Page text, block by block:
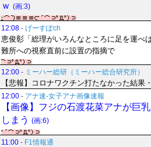
ｗ (画:3)
12:08 - げーすぽch
恵俊彰「総理がいろんなところに足を運
難所への視察直前に設置の指摘で
12:00 - ミーハー総研（ミーハー総合研究所）
【悲報】コロナワクチン打たなかった結果
12:00 - アナ速‐女子アナ画像速報
【画像】フジの石渡花菜アナが巨
しまう (画:6)
11:00 - F1情報通